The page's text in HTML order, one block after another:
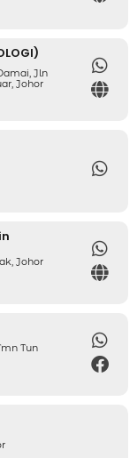
Jln
Johor
Johor
Tun